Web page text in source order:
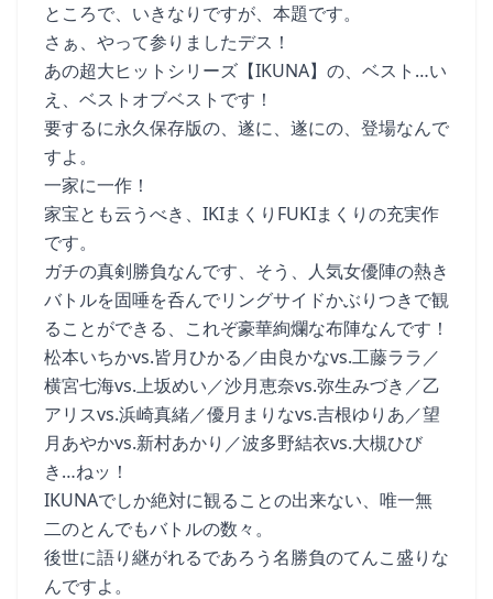
ところで、いきなりですが、本題です。
さぁ、やって参りましたデス！
あの超大ヒットシリーズ【IKUNA】の、ベスト…い
え、ベストオブベストです！
要するに永久保存版の、遂に、遂にの、登場なんで
すよ。
一家に一作！
家宝とも云うべき、IKIまくりFUKIまくりの充実作
です。
ガチの真剣勝負なんです、そう、人気女優陣の熱き
バトルを固唾を呑んでリングサイドかぶりつきで観
ることができる、これぞ豪華絢爛な布陣なんです！
松本いちかvs.皆月ひかる／由良かなvs.工藤ララ／
横宮七海vs.上坂めい／沙月恵奈vs.弥生みづき／乙
アリスvs.浜崎真緒／優月まりなvs.吉根ゆりあ／望
月あやかvs.新村あかり／波多野結衣vs.大槻ひび
き…ねッ！
IKUNAでしか絶対に観ることの出来ない、唯一無
二のとんでもバトルの数々。
後世に語り継がれるであろう名勝負のてんこ盛りな
んですよ。